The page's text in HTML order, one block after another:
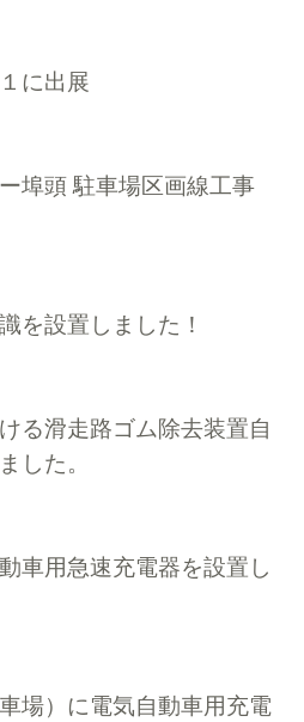
に出展
埠頭 駐車場区画線工事
を設置しました！
る滑走路ゴム除去装置自
した。
車用急速充電器を設置し
場）に電気自動車用充電